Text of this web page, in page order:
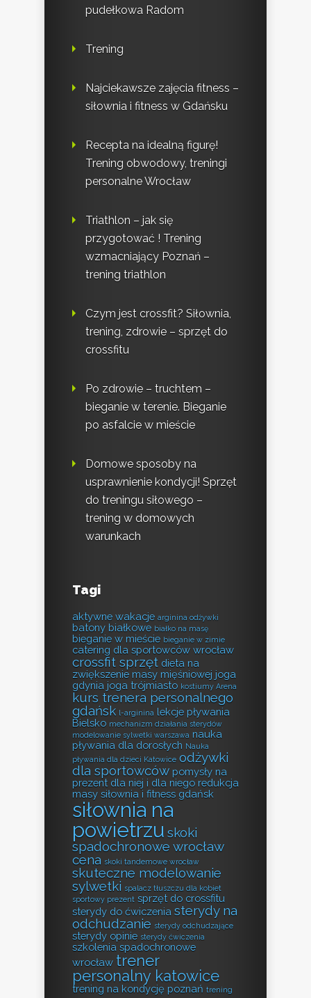
pudełkowa Radom
Trening
Najciekawsze zajęcia fitness –
siłownia i fitness w Gdańsku
Recepta na idealną figurę!
Trening obwodowy, treningi
personalne Wrocław
Triathlon – jak się
przygotować ! Trening
wzmacniający Poznań –
trening triathlon
Czym jest crossfit? Siłownia,
trening, zdrowie – sprzęt do
crossfitu
Po zdrowie – truchtem –
bieganie w terenie. Bieganie
po asfalcie w mieście
Domowe sposoby na
usprawnienie kondycji! Sprzęt
do treningu siłowego –
trening w domowych
warunkach
Tagi
aktywne wakacje arginina odżywki
batony białkowe białko na masę
bieganie w mieście bieganie w zimie
catering dla sportowców wrocław
crossfit sprzęt dieta na
zwiększenie masy mięśniowej joga
gdynia joga trójmiasto kostiumy Arena
kurs trenera personalnego
gdańsk l-arginina lekcje pływania
Bielsko mechanizm działania sterydów
modelowanie sylwetki warszawa nauka
pływania dla dorosłych Nauka
pływania dla dzieci Katowice odżywki
dla sportowców pomysły na
prezent dla niej i dla niego redukcja
masy siłownia i fitness gdańsk
siłownia na
powietrzu skoki
spadochronowe wrocław
cena skoki tandemowe wrocław
skuteczne modelowanie
sylwetki spalacz tłuszczu dla kobiet
sportowy prezent sprzęt do crossfitu
sterydy do ćwiczenia sterydy na
odchudzanie sterydy odchudzające
sterydy opinie sterydy ćwiczenia
szkolenia spadochronowe
wrocław trener
personalny katowice
trening na kondycję poznań trening